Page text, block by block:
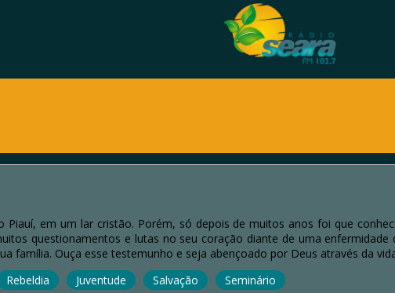
Piauí, em um lar cristão. Porém, só depois de muitos anos foi que
questionamentos e lutas no seu coração diante de uma
família. Ouça esse testemunho e seja abençoado por Deus através da
Rebeldia Juventude Salvação Seminário